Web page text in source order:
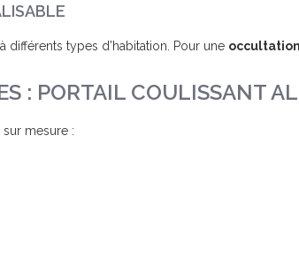
différents types d’habitation. Pour une
: PORTAIL COULISSANT
sur mesure :